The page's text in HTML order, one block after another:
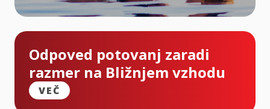
Odpoved potovanj zaradi
razmer na Bližnjem vzhodu
VEČ